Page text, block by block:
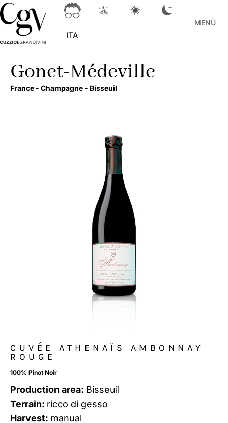
ITA
MENÙ
Gonet-Médeville
France - Champagne - Bisseuil
CUVÉE ATHENAÏS AMBONNAY
ROUGE
100% Pinot Noir
Production area: Bisseuil
Terrain: ricco di gesso
Harvest: manual